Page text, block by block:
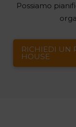
Possiamo
RICHIEDI UN
HOUSE